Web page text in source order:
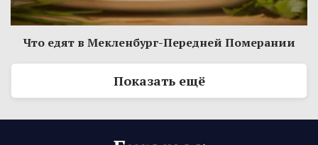
Что едят в Мекленбург-Передней Померании
Показать ещё